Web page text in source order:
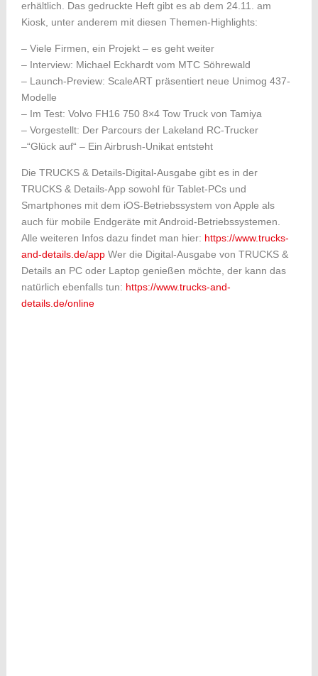
erhältlich. Das gedruckte Heft gibt es ab dem 24.11. am
Kiosk, unter anderem mit diesen Themen-Highlights:
– Viele Firmen, ein Projekt – es geht weiter
– Interview: Michael Eckhardt vom MTC Söhrewald
– Launch-Preview: ScaleART präsentiert neue Unimog 437-
Modelle
– Im Test: Volvo FH16 750 8×4 Tow Truck von Tamiya
– Vorgestellt: Der Parcours der Lakeland RC-Trucker
–“Glück auf“ – Ein Airbrush-Unikat entsteht
Die TRUCKS & Details-Digital-Ausgabe gibt es in der
TRUCKS & Details-App sowohl für Tablet-PCs und
Smartphones mit dem iOS-Betriebssystem von Apple als
auch für mobile Endgeräte mit Android-Betriebssystemen.
Alle weiteren Infos dazu findet man hier: https://www.trucks-
and-details.de/app Wer die Digital-Ausgabe von TRUCKS &
Details an PC oder Laptop genießen möchte, der kann das
natürlich ebenfalls tun: https://www.trucks-and-
details.de/online